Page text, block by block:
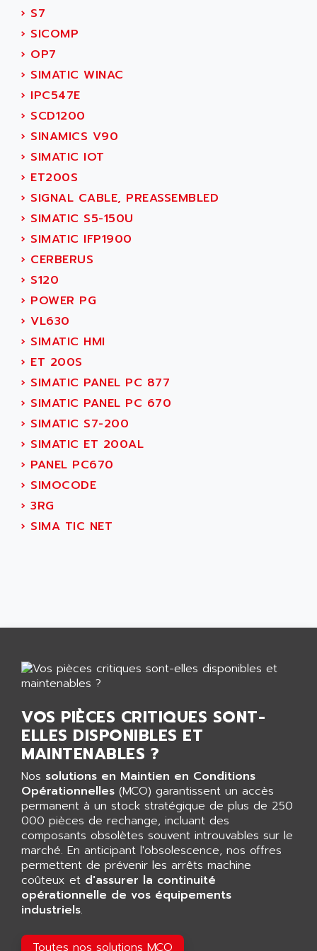
DGN
BULLETIN 160
SIMATIC S5 101U
FX SERIE
VEA
CONTROL LOGIX
VERSAMAX
MAGIC
POSMO
SIMATIC TI505
PMC 1000
ACS400
584S
LEXIUM 15
SAFETY RELAY
COMBIVERT F4
SÉRIE 1000
AZM
MDLL
PANELVIEW PLUS
PANEL VIEW 550
SLC500
S4-S4C-S4C+
E-ME-T
MDLQ
GP2000 Series
1060
VECTOR DRIVE
ALPHA
SM SERIE
SIMATIC S7-200
MODICON QUANTUM
GENIUS
A SERIES
MDLU
UAC
APACER
APATOR
APC
APE
APELCO-CAREL
APELEC
APEM
APEX
APLEX TECHNOLOGY
APOTEKA
APPA
APPARATEBAU HUNDSBACH
APPLE
APPLICOM
APPLIED MATERIALS
APPLIED ROBOTICS
APRIL
APRIMATIC
APS
APT
APTOR
APV
APW
AQUAFINE
ARAG
ARBOR
ARBURG
ARC MACHINES
ARC MODENA
ARCEL
ARCNET
ARCOL
ARCOLECTRIC
ARCOTRONICS
ARCTIC COOLING
ARDAMEL LHOMARGY
ARDATEM
ARDETEM
ARDUCAM
› S7
› SICOMP
› OP7
› SIMATIC WINAC
› IPC547E
› SCD1200
› SINAMICS V90
› SIMATIC IOT
› ET200S
› SIGNAL CABLE, PREASSEMBLED
› SIMATIC S5-150U
› SIMATIC IFP1900
› CERBERUS
› S120
› POWER PG
› VL630
› SIMATIC HMI
› ET 200S
› SIMATIC PANEL PC 877
› SIMATIC PANEL PC 670
› SIMATIC S7-200
› SIMATIC ET 200AL
› PANEL PC670
› SIMOCODE
› 3RG
› SIMA TIC NET
VOS PIÈCES CRITIQUES SONT-
ELLES DISPONIBLES ET
MAINTENABLES ?
Nos solutions en Maintien en Conditions
Opérationnelles (MCO) garantissent un accès
permanent à un stock stratégique de plus de 250
000 pièces de rechange, incluant des
composants obsolètes souvent introuvables sur le
marché. En anticipant l'obsolescence, nos offres
permettent de prévenir les arrêts machine
coûteux et d'assurer la continuité
opérationnelle de vos équipements
industriels.
Toutes nos solutions MCO